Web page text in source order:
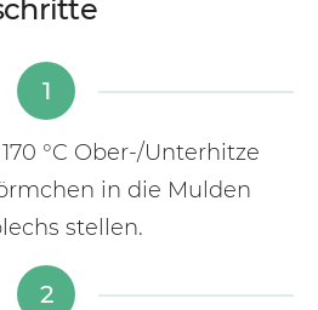
1
°C Ober-/Unterhitze
in die Mulden
stellen.
2